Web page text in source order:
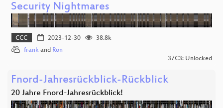
Security Nightmares
CCC 2023-12-30
38.8k
frank and Ron
37C3: Unlocked
Fnord-Jahresrückblick-Rückblick
20 Jahre Fnord-Jahresrückblick!